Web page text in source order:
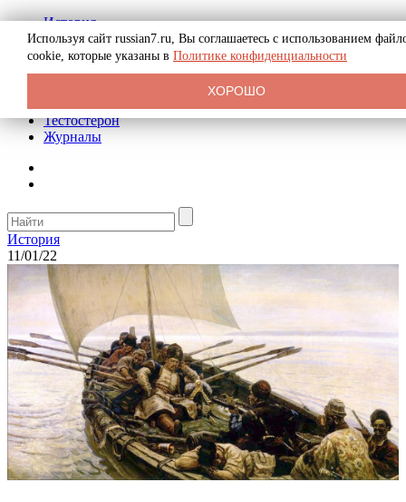
История
Биография
Криминал
Реклама на сайте
Тестостерон
Журналы
История
11/01/22
Используя сайт russian7.ru, Вы соглашаетесь с использованием
cookie, которые указаны в Политике конфиденциальности
ХОРОШО